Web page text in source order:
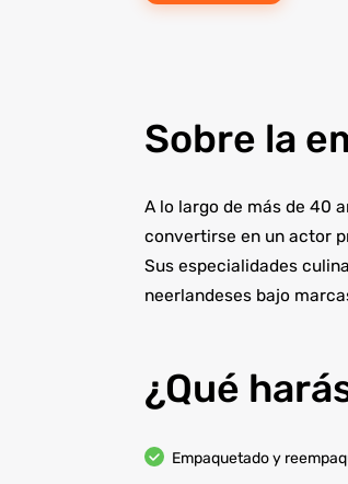
Sobre la
A lo largo de más de 40
convertirse en un actor
Sus especialidades
neerlandeses bajo
¿Qué
Empaquetado y